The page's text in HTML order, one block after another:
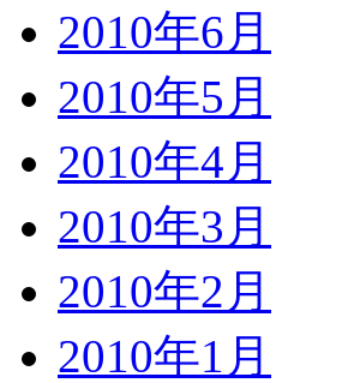
2010年6月
2010年5月
2010年4月
2010年3月
2010年2月
2010年1月